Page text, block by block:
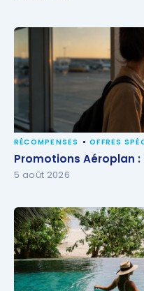
Promotions Aéroplan :
RÉCOMPENSES OFFRES
Promotions Aéroplan
5 août 2026